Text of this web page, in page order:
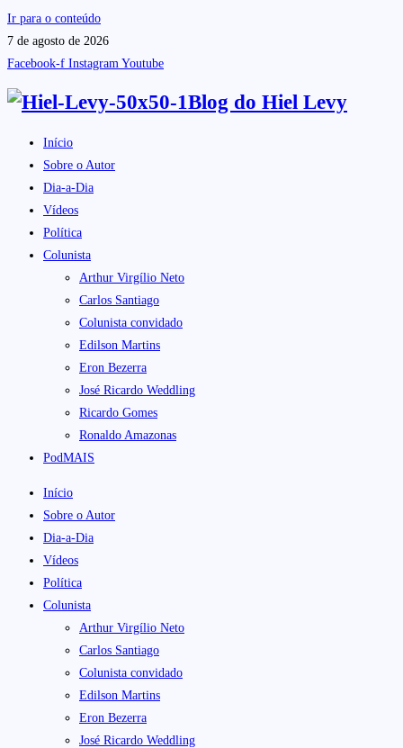
Ir para o conteúdo
7 de agosto de 2026
Facebook-f Instagram Youtube
Blog do Hiel Levy
Início
Sobre o Autor
Dia-a-Dia
Vídeos
Política
Colunista
Arthur Virgílio Neto
Carlos Santiago
Colunista convidado
Edilson Martins
Eron Bezerra
José Ricardo Weddling
Ricardo Gomes
Ronaldo Amazonas
PodMAIS
Início
Sobre o Autor
Dia-a-Dia
Vídeos
Política
Colunista
Arthur Virgílio Neto
Carlos Santiago
Colunista convidado
Edilson Martins
Eron Bezerra
José Ricardo Weddling